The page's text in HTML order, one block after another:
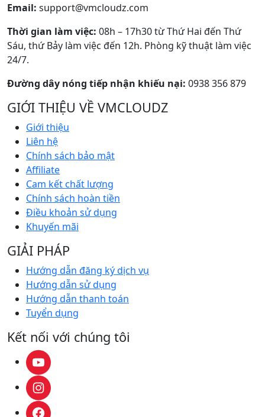
Email: support@vmcloudz.com
Thời gian làm việc: 08h – 17h30 từ Thứ Hai đến Thứ
Sáu, thứ Bảy làm việc đến 12h. Phòng kỹ thuật làm việc
24/7.
Đường dây nóng tiếp nhận khiếu nại: 0938 356 879
GIỚI THIỆU VỀ VMCLOUDZ
Giới thiệu
Liên hệ
Chính sách bảo mật
Affiliate
Cam kết chất lượng
Chính sách hoàn tiền
Điều khoản sử dụng
Khuyến mãi
GIẢI PHÁP
Hướng dẫn đăng ký dịch vụ
Hướng dẫn sử dụng
Hướng dẫn thanh toán
Tuyển dụng
Kết nối với chúng tôi